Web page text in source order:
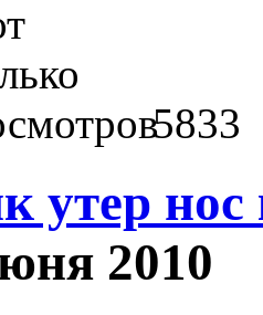
5833
утер
2010